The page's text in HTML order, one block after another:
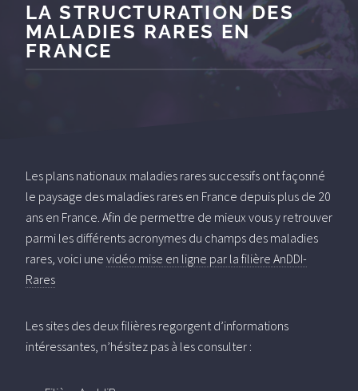
LA STRUCTURATION DES
MALADIES RARES EN
FRANCE
Les plans nationaux maladies rares successifs ont façonné
le paysage des maladies rares en France depuis plus de 20
ans en France. Afin de permettre de mieux vous y retrouver
parmi les différents acronymes du champs des maladies
rares, voici une vidéo mise en ligne par la filière AnDDI-
Rares
Les sites des deux filières regorgent d’informations
intéressantes, n’hésitez pas à les consulter :